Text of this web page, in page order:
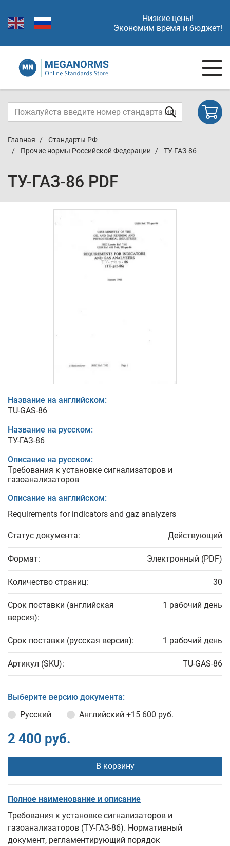
Низкие цены!
Экономим время и бюджет!
Главная
Стандарты РФ
Прочие нормы Российской Федерации
ТУ-ГАЗ-86
ТУ-ГАЗ-86 PDF
Название на английском:
TU-GAS-86
Название на русском:
ТУ-ГАЗ-86
Описание на русском:
Требования к установке сигнализаторов и
газоанализаторов
Описание на английском:
Requirements for indicators and gaz analyzers
Статус документа: Действующий
Формат: Электронный (PDF)
Количество страниц: 30
Срок поставки (английская
версия):
1 рабочий день
Срок поставки (русская версия): 1 рабочий день
Артикул (SKU): TU-GAS-86
Выберите версию документа:
Русский
Английский +15 600 руб.
2 400 руб.
В корзину
Полное наименование и описание
Требования к установке сигнализаторов и
газоанализаторов (ТУ-ГАЗ-86). Нормативный
документ, регламентирующий порядок